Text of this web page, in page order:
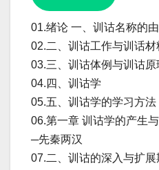
01.绪论 一、训诂名称的
02.二、训诂工作与训话材
03.三、训诂体例与训诂原
04.四、训诂学
05.五、训诂学的学习方法
06.第一章 训诂学的产生
─先秦两汉
07.二、训诂的深入与扩